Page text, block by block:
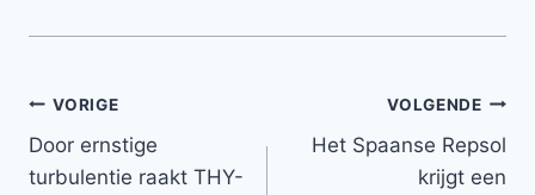
Bericht
navigatie
VORIGE
Door ernstige
turbulentie raakt THY-
VOLGENDE
Het Spaanse Repsol
krijgt een